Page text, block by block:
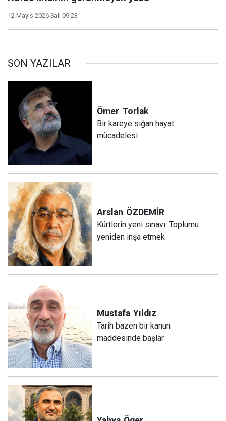
12 Mayıs 2026 Salı 09:23
SON YAZILAR
Ömer Torlak
Bir kareye sığan hayat
mücadelesi
Arslan ÖZDEMİR
Kürtlerin yeni sınavı: Toplumu
yeniden inşa etmek
Mustafa Yıldız
Tarih bazen bir kanun
maddesinde başlar